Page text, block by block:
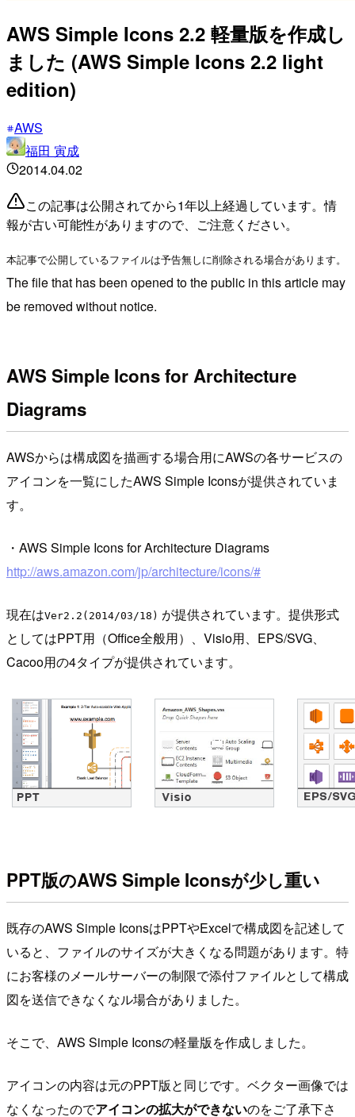
AWS Simple Icons 2.2 軽量版を作成し
ました (AWS Simple Icons 2.2 light
edition)
AWS
福田 寅成
2014.04.02
この記事は公開されてから1年以上経過しています。情
報が古い可能性がありますので、ご注意ください。
本記事で公開しているファイルは予告無しに削除される場合があります。
The file that has been opened to the public in this article may
be removed without notice.
AWS Simple Icons for Architecture
Diagrams
AWSからは構成図を描画する場合用にAWSの各サービスの
アイコンを一覧にしたAWS Simple Iconsが提供されていま
す。
・AWS Simple Icons for Architecture Diagrams
http://aws.amazon.com/jp/architecture/icons/#
現在はVer2.2(2014/03/18) が提供されています。提供形式
としてはPPT用（Office全般用）、Visio用、EPS/SVG、
Cacoo用の4タイプが提供されています。
PPT版のAWS Simple Iconsが少し重い
既存のAWS Simple IconsはPPTやExcelで構成図を記述して
いると、ファイルのサイズが大きくなる問題があります。特
にお客様のメールサーバーの制限で添付ファイルとして構成
図を送信できなくなル場合がありました。
そこで、AWS Simple Iconsの軽量版を作成しました。
アイコンの内容は元のPPT版と同じです。ベクター画像では
なくなったのでアイコンの拡大ができないのをご了承下さ